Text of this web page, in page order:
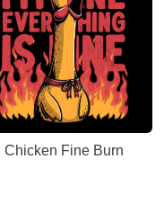
Chicken Fine Burn